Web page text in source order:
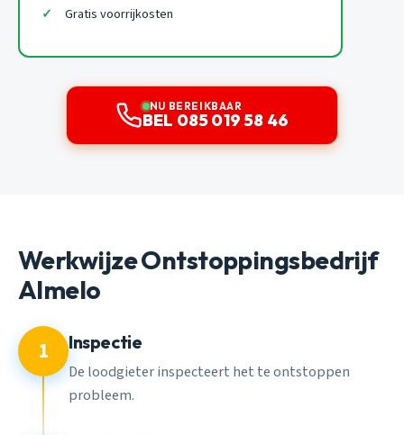
Gratis voorrijkosten
NU BEREIKBAAR
BEL 085 019 58 46
Werkwijze Ontstoppingsbedrijf
Almelo
1 Inspectie
De loodgieter inspecteert het te ontstoppen
probleem.